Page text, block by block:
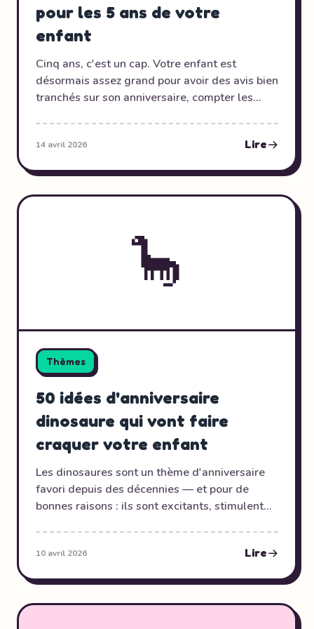
pour les 5 ans de votre
enfant
Cinq ans, c'est un cap. Votre enfant est
désormais assez grand pour avoir des avis bien
tranchés sur son anniversaire, compter les
— et que la fenêtre de planification est plus
oublier.
14 avril 2026 Lire
🦕
Thèmes
50 idées d'anniversaire
dinosaure qui vont faire
craquer votre enfant
Les dinosaures sont un thème d'anniversaire
favori depuis des décennies — et pour de
bonnes raisons : ils sont excitants, stimulent
connaisse les noms scientifiques par cœur ou
anniversaire dino inoubliable.
10 avril 2026 Lire